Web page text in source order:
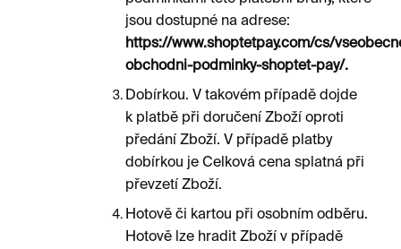
jsou dostupné na adrese:
https://www.shoptetpay.com/cs/
obchodni-podminky-shoptet-pay/.
Dobírkou. V takovém případě dojde
k platbě při doručení Zboží oproti
předání Zboží. V případě platby
dobírkou je Celková cena splatná při
převzetí Zboží.
Hotově či kartou při osobním odběru.
Hotově lze hradit Zboží v případě